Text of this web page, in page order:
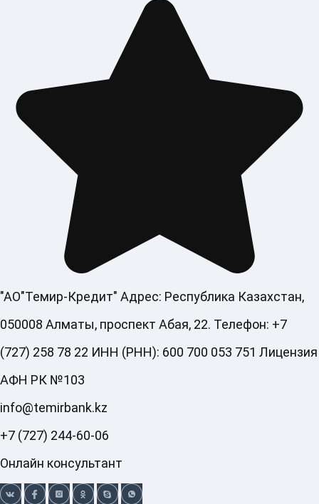
"АО"Темир-Кредит" Адрес: Республика Казахстан,
050008 Алматы, проспект Абая, 22. Телефон: +7
(727) 258 78 22 ИНН (РНН): 600 700 053 751 Лицензия
АФН РК №103
info@temirbank.kz
+7 (727) 244-60-06
Онлайн консультант